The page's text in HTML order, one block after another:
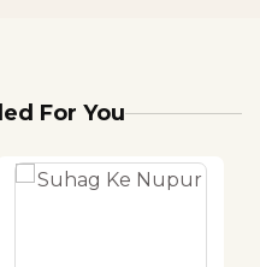
For You